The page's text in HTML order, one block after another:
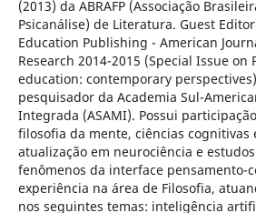
(2013) da ABRAFP (Associação
Psicanálise) de Literatura. Guest
Education Publishing - American
Research 2014-2015 (Special Issue on
education: contemporary
pesquisador da Academia Sul-
Integrada (ASAMI). Possui
filosofia da mente, ciências cognitivas
atualização em neurociência e
fenômenos da interface pensamento-
experiência na área de Filosofia,
nos seguintes temas: inteligência